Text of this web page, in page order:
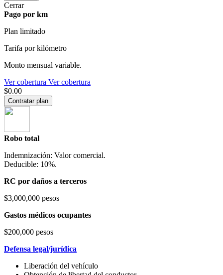
Cerrar
Pago por km
Plan limitado
Tarifa por kilómetro
Monto mensual variable.
Ver cobertura Ver cobertura
$0.00
Contratar plan
Robo total
Indemnización: Valor comercial.
Deducible: 10%.
RC por daños a terceros
$3,000,000 pesos
Gastos médicos ocupantes
$200,000 pesos
Defensa legal/jurídica
Liberación del vehículo